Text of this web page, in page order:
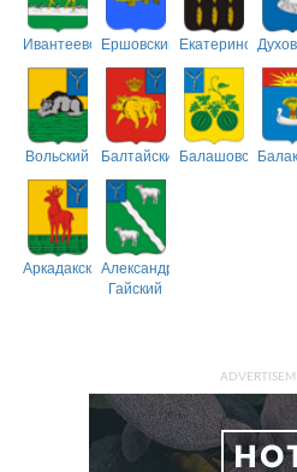
ИвантеевскийЕршовский Екатериновский
Вольский БалтайскийБалашовский
АркадакскийАлександрово-
Гайский